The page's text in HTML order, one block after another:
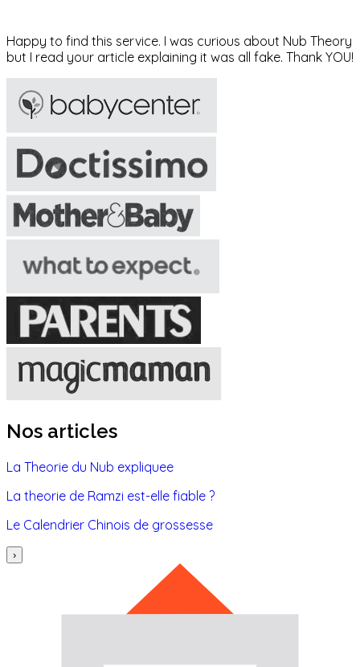
Happy to find this service. I was curious about Nub Theory
but I read your article explaining it was all fake. Thank YOU!
Nos articles
La Theorie du Nub expliquee
La theorie de Ramzi est-elle fiable ?
Le Calendrier Chinois de grossesse
›